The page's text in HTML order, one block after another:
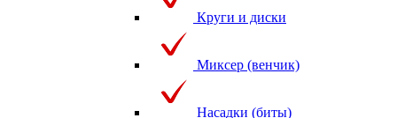
Круги и диски
Миксер (венчик)
Насадки (биты)